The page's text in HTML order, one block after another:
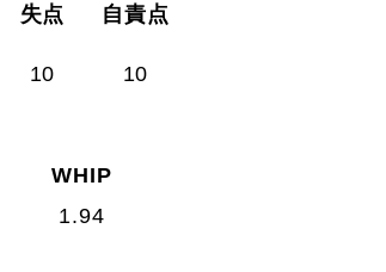
失点 自責点
10 10
WHIP
1.94